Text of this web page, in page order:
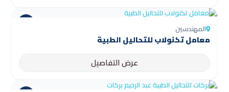
المهندسين
معامل تكنولاب للتحاليل الطبية
عرض التفاصيل